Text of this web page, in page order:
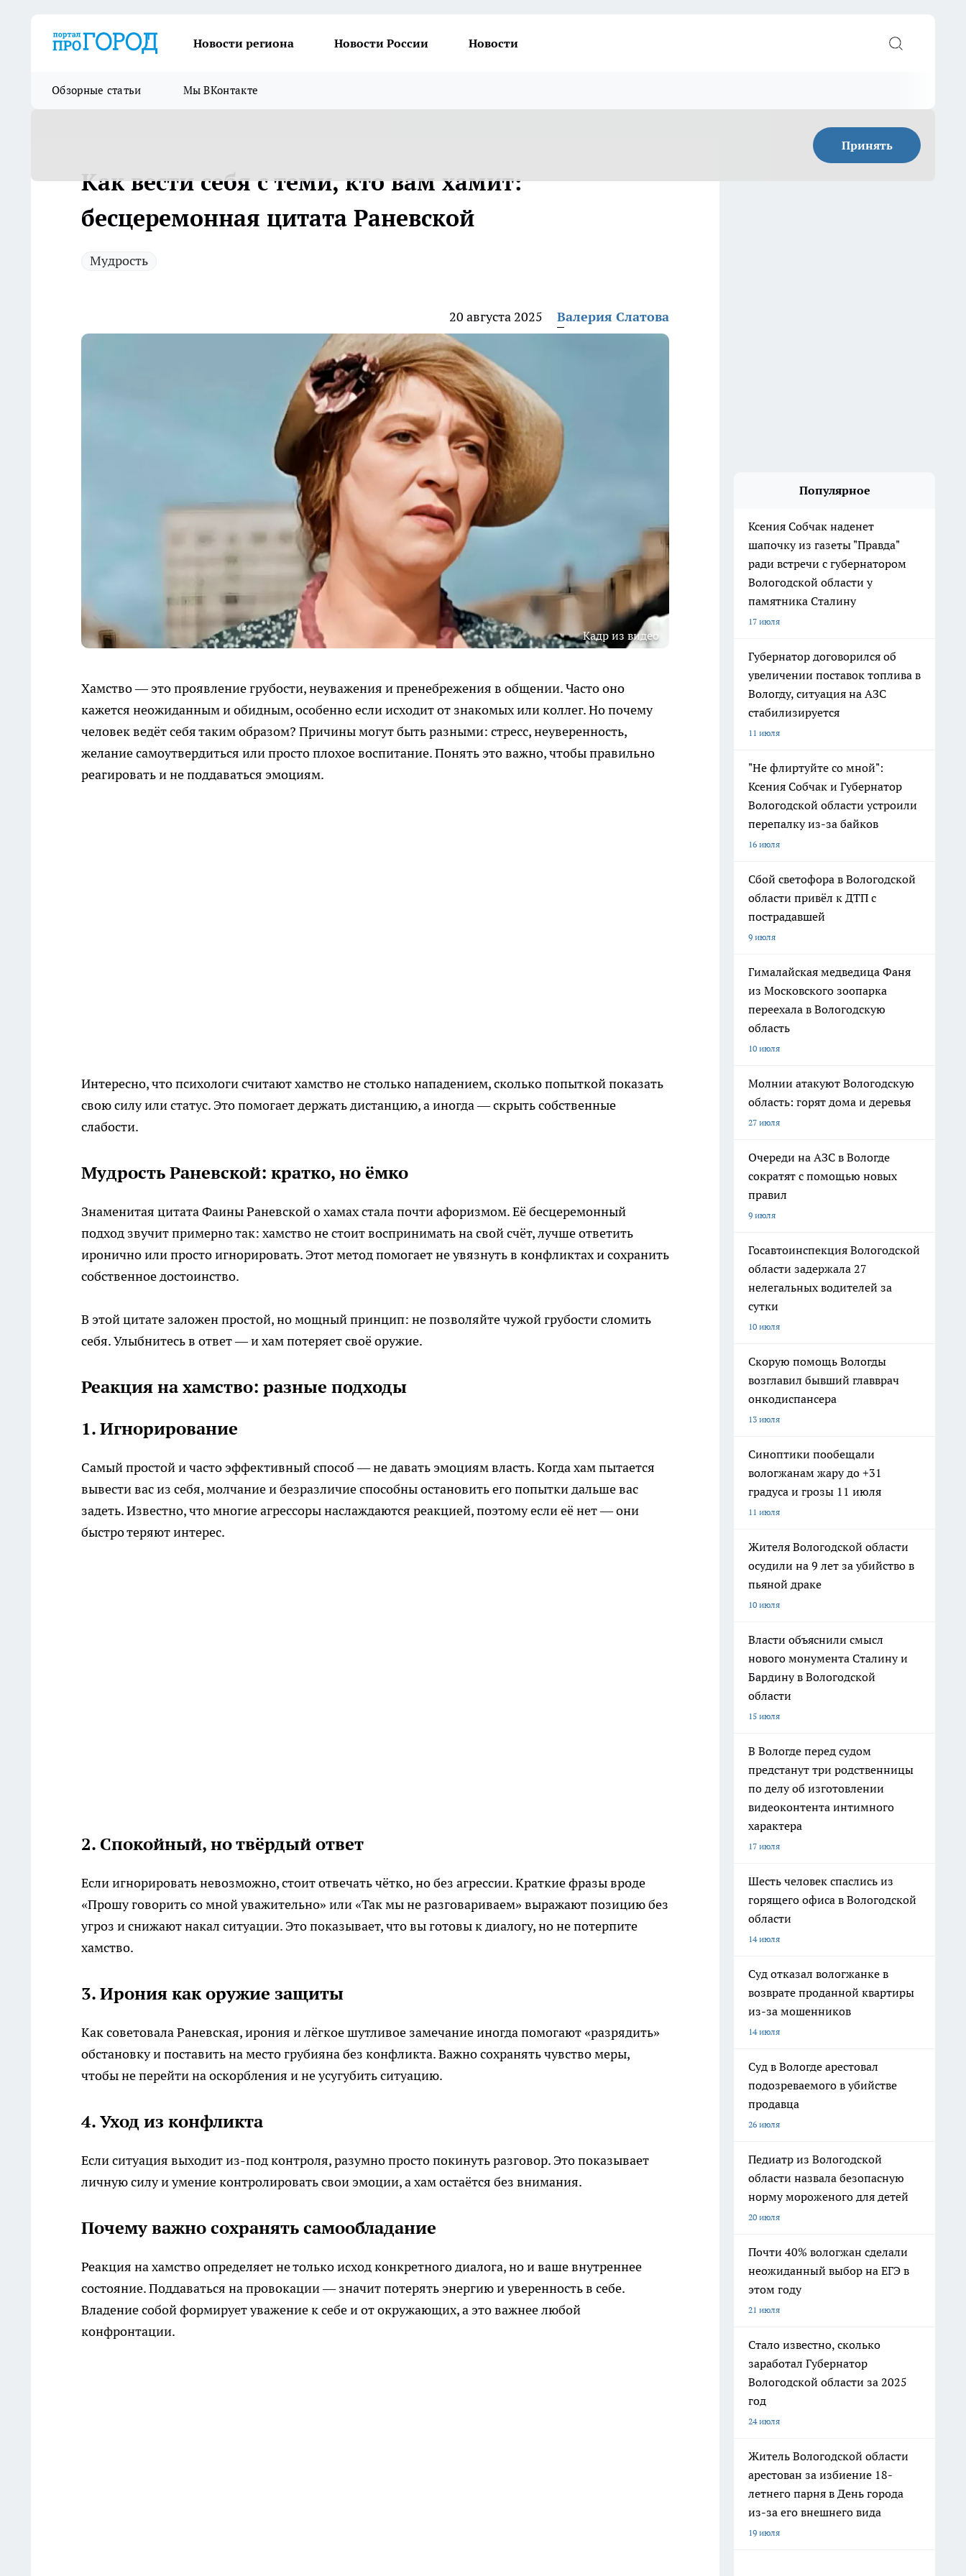
Новости региона Новости России Новости
Обзорные статьи Мы ВКонтакте
Принять
Как вести себя с теми, кто вам хамит:
бесцеремонная цитата Раневской
Мудрость
20 августа 2025 Валерия Слатова
Кадр из видео
Хамство — это проявление грубости, неуважения и пренебрежения в общении. Часто оно
кажется неожиданным и обидным, особенно если исходит от знакомых или коллег. Но почему
человек ведёт себя таким образом? Причины могут быть разными: стресс, неуверенность,
желание самоутвердиться или просто плохое воспитание. Понять это важно, чтобы правильно
реагировать и не поддаваться эмоциям.
Интересно, что психологи считают хамство не столько нападением, сколько попыткой показать
свою силу или статус. Это помогает держать дистанцию, а иногда — скрыть собственные
слабости.
Мудрость Раневской: кратко, но ёмко
Знаменитая цитата Фаины Раневской о хамах стала почти афоризмом. Её бесцеремонный
подход звучит примерно так: хамство не стоит воспринимать на свой счёт, лучше ответить
иронично или просто игнорировать. Этот метод помогает не увязнуть в конфликтах и сохранить
собственное достоинство.
В этой цитате заложен простой, но мощный принцип: не позволяйте чужой грубости сломить
себя. Улыбнитесь в ответ — и хам потеряет своё оружие.
Реакция на хамство: разные подходы
1. Игнорирование
Самый простой и часто эффективный способ — не давать эмоциям власть. Когда хам пытается
вывести вас из себя, молчание и безразличие способны остановить его попытки дальше вас
задеть. Известно, что многие агрессоры наслаждаются реакцией, поэтому если её нет — они
быстро теряют интерес.
2. Спокойный, но твёрдый ответ
Если игнорировать невозможно, стоит отвечать чётко, но без агрессии. Краткие фразы вроде
«Прошу говорить со мной уважительно» или «Так мы не разговариваем» выражают позицию без
угроз и снижают накал ситуации. Это показывает, что вы готовы к диалогу, но не потерпите
хамство.
3. Ирония как оружие защиты
Как советовала Раневская, ирония и лёгкое шутливое замечание иногда помогают «разрядить»
обстановку и поставить на место грубияна без конфликта. Важно сохранять чувство меры,
чтобы не перейти на оскорбления и не усугубить ситуацию.
4. Уход из конфликта
Если ситуация выходит из-под контроля, разумно просто покинуть разговор. Это показывает
личную силу и умение контролировать свои эмоции, а хам остаётся без внимания.
Почему важно сохранять самообладание
Реакция на хамство определяет не только исход конкретного диалога, но и ваше внутреннее
состояние. Поддаваться на провокации — значит потерять энергию и уверенность в себе.
Владение собой формирует уважение к себе и от окружающих, а это важнее любой
конфронтации.
Популярное
Ксения Собчак наденет
шапочку из газеты "Правда"
ради встречи с губернатором
Вологодской области у
памятника Сталину
17 июля
Губернатор договорился об
увеличении поставок топлива в
Вологду, ситуация на АЗС
стабилизируется
11 июля
"Не флиртуйте со мной":
Ксения Собчак и Губернатор
Вологодской области устроили
перепалку из-за байков
16 июля
Сбой светофора в Вологодской
области привёл к ДТП с
пострадавшей
9 июля
Гималайская медведица Фаня
из Московского зоопарка
переехала в Вологодскую
область
10 июля
Молнии атакуют Вологодскую
область: горят дома и деревья
27 июля
Очереди на АЗС в Вологде
сократят с помощью новых
правил
9 июля
Госавтоинспекция Вологодской
области задержала 27
нелегальных водителей за
сутки
10 июля
Скорую помощь Вологды
возглавил бывший главврач
онкодиспансера
13 июля
Синоптики пообещали
вологжанам жару до +31
градуса и грозы 11 июля
11 июля
Жителя Вологодской области
осудили на 9 лет за убийство в
пьяной драке
10 июля
Власти объяснили смысл
нового монумента Сталину и
Бардину в Вологодской
области
15 июля
В Вологде перед судом
предстанут три родственницы
по делу об изготовлении
видеоконтента интимного
характера
17 июля
Шесть человек спаслись из
горящего офиса в Вологодской
области
14 июля
Суд отказал вологжанке в
возврате проданной квартиры
из-за мошенников
14 июля
Суд в Вологде арестовал
подозреваемого в убийстве
продавца
26 июля
Педиатр из Вологодской
области назвала безопасную
норму мороженого для детей
20 июля
Почти 40% вологжан сделали
неожиданный выбор на ЕГЭ в
этом году
21 июля
Стало известно, сколько
заработал Губернатор
Вологодской области за 2025
год
24 июля
Житель Вологодской области
арестован за избиение 18-
летнего парня в День города
из-за его внешнего вида
19 июля